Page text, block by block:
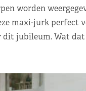
worden
maxi-jurk perfect
dit jubileum. Wat